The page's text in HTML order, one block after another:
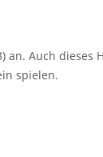
an. Auch
spielen.